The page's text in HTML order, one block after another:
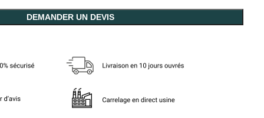
DEMANDER UN DEVIS